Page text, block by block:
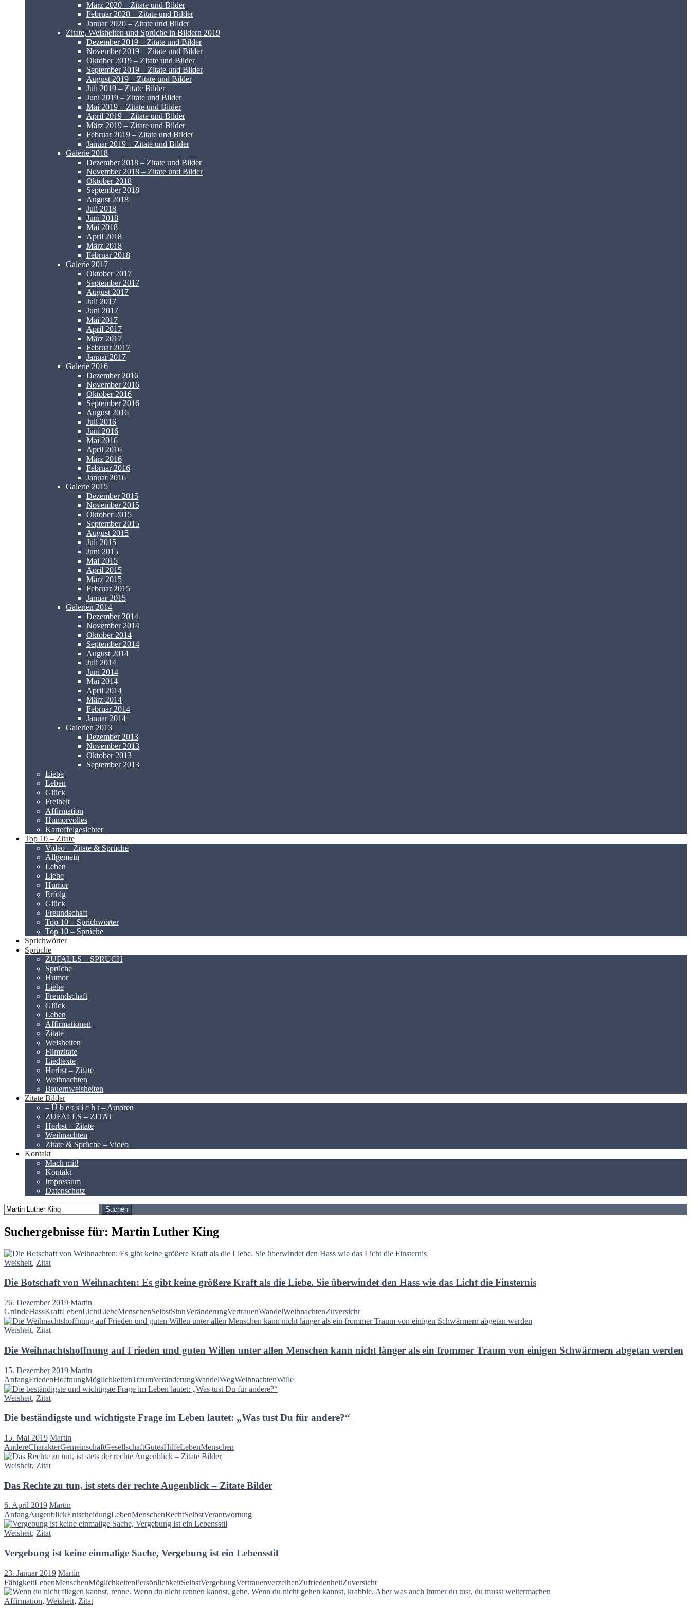
März 2020 – Zitate und Bilder
Februar 2020 – Zitate und Bilder
Januar 2020 – Zitate und Bilder
Zitate, Weisheiten und Sprüche in Bildern 2019
Dezember 2019 – Zitate und Bilder
November 2019 – Zitate und Bilder
Oktober 2019 – Zitate und Bilder
September 2019 – Zitate und Bilder
August 2019 – Zitate und Bilder
Juli 2019 – Zitate Bilder
Juni 2019 – Zitate und Bilder
Mai 2019 – Zitate und Bilder
April 2019 – Zitate und Bilder
März 2019 – Zitate und Bilder
Februar 2019 – Zitate und Bilder
Januar 2019 – Zitate und Bilder
Galerie 2018
Dezember 2018 – Zitate und Bilder
November 2018 – Zitate und Bilder
Oktober 2018
September 2018
August 2018
Juli 2018
Juni 2018
Mai 2018
April 2018
März 2018
Februar 2018
Galerie 2017
Oktober 2017
September 2017
August 2017
Juli 2017
Juni 2017
Mai 2017
April 2017
März 2017
Februar 2017
Januar 2017
Galerie 2016
Dezember 2016
November 2016
Oktober 2016
September 2016
August 2016
Juli 2016
Juni 2016
Mai 2016
April 2016
März 2016
Februar 2016
Januar 2016
Galerie 2015
Dezember 2015
November 2015
Oktober 2015
September 2015
August 2015
Juli 2015
Juni 2015
Mai 2015
April 2015
März 2015
Februar 2015
Januar 2015
Galerien 2014
Dezember 2014
November 2014
Oktober 2014
September 2014
August 2014
Juli 2014
Juni 2014
Mai 2014
April 2014
März 2014
Februar 2014
Januar 2014
Galerien 2013
Dezember 2013
November 2013
Oktober 2013
September 2013
Liebe
Leben
Glück
Freiheit
Affirmation
Humorvolles
Kartoffelgesichter
Top 10 – Zitate
Video – Zitate & Sprüche
Allgemein
Leben
Liebe
Humor
Erfolg
Glück
Freundschaft
Top 10 – Sprichwörter
Top 10 – Sprüche
Sprichwörter
Sprüche
ZUFALLS – SPRUCH
Sprüche
Humor
Liebe
Freundschaft
Glück
Leben
Affirmationen
Zitate
Weisheiten
Filmzitate
Liedtexte
Herbst – Zitate
Weihnachten
Bauernweisheiten
Zitate Bilder
– Ü b e r s i c h t – Autoren
ZUFALLS – ZITAT
Herbst – Zitate
Weihnachten
Zitate & Sprüche – Video
Kontakt
Mach mit!
Kontakt
Impressum
Datenschutz
Suchen
nach:
Suchergebnisse für: Martin Luther King
Weisheit, Zitat
Die Botschaft von Weihnachten: Es gibt keine größere Kraft als die Liebe. Sie überwindet den Hass wie das Licht die Finsternis
26. Dezember 2019 Martin
GründeHassKraftLebenLichtLiebeMenschenSelbstSinnVeränderungVertrauenWandelWeihnachtenZuversicht
Weisheit, Zitat
Die Weihnachtshoffnung auf Frieden und guten Willen unter allen Menschen kann nicht länger als ein frommer Traum von einigen Schwärmern abgetan werden
15. Dezember 2019 Martin
AnfangFriedenHoffnungMöglichkeitenTraumVeränderungWandelWegWeihnachtenWille
Weisheit, Zitat
Die beständigste und wichtigste Frage im Leben lautet: „Was tust Du für andere?“
15. Mai 2019 Martin
AndereCharakterGemeinschaftGesellschaftGutesHilfeLebenMenschen
Weisheit, Zitat
Das Rechte zu tun, ist stets der rechte Augenblick – Zitate Bilder
6. April 2019 Martin
AnfangAugenblickEntscheidungLebenMenschenRechtSelbstVerantwortung
Weisheit, Zitat
Vergebung ist keine einmalige Sache, Vergebung ist ein Lebensstil
23. Januar 2019 Martin
FähigkeitLebenMenschenMöglichkeitenPersönlichkeitSelbstVergebungVertrauenverzeihenZufriedenheitZuversicht
Affirmation, Weisheit, Zitat